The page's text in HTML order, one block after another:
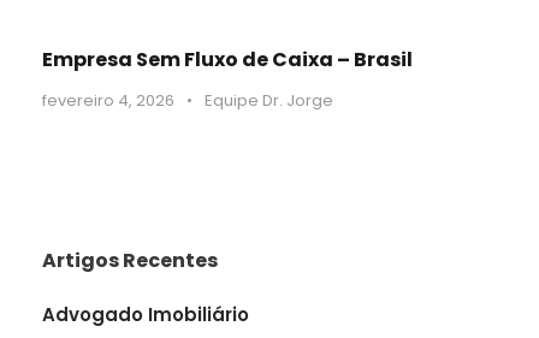
Empresa Sem Fluxo de Caixa – Brasil
fevereiro 4, 2026 • Equipe Dr. Jorge
Artigos Recentes
Advogado Imobiliário